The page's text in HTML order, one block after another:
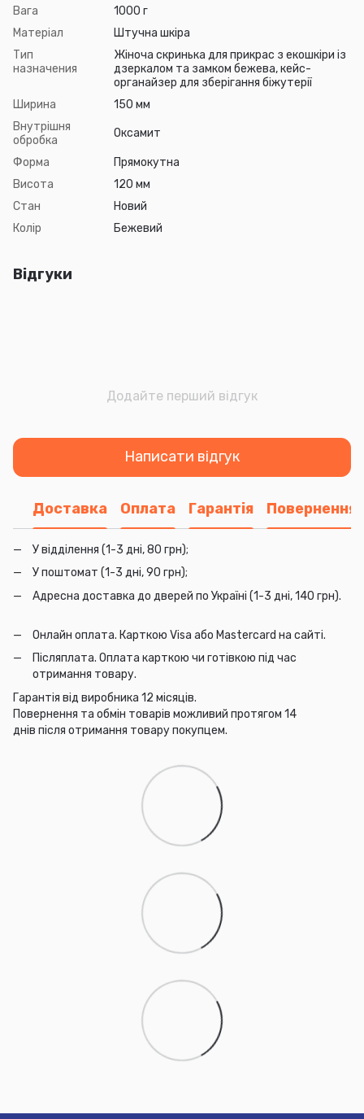
Вага
1000 г
Матеріал
Штучна шкіра
Тип
назначения
Жіноча скринька для прикрас з екошкіри із
дзеркалом та замком бежева, кейс-
органайзер для зберігання біжутерії
Ширина
150 мм
Внутрішня
обробка
Оксамит
Форма
Прямокутна
Висота
120 мм
Стан
Новий
Колір
Бежевий
Відгуки
Додайте перший відгук
Написати відгук
Доставка Оплата Гарантія Повернення
У відділення (1-3 дні, 80 грн);
У поштомат (1-3 дні, 90 грн);
Адресна доставка до дверей по Україні (1-3 дні, 140 грн).
Онлайн оплата. Карткою Visa або Mastercard на сайті.
Післяплата. Оплата карткою чи готівкою під час
отримання товару.
Гарантія від виробника 12 місяців.
Повернення та обмін товарів можливий протягом 14
днів після отримання товару покупцем.